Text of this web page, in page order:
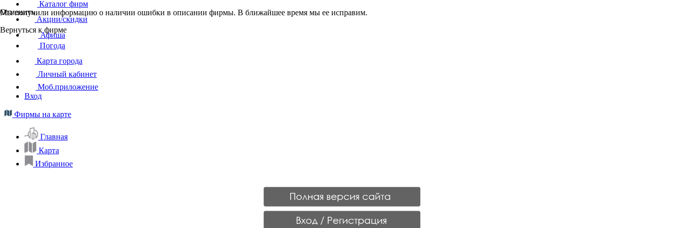
Отменить
Мы получили информацию о наличии ошибки в описании фирмы. В ближайшее время мы ее исправим.
Вернуться к фирме
Каталог фирм
Акции/скидки
Афиша
Погода
Карта города
Личный кабинет
Моб.приложение
Вход
Фирмы на карте
Главная
Карта
Избранное